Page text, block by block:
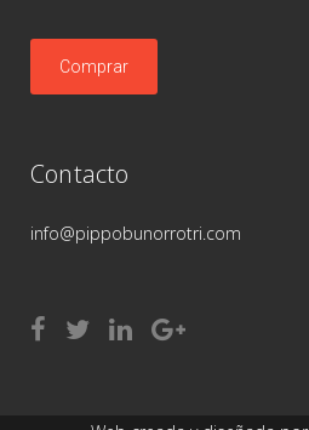
Comprar
Contacto
info@pippobunorrotri.com